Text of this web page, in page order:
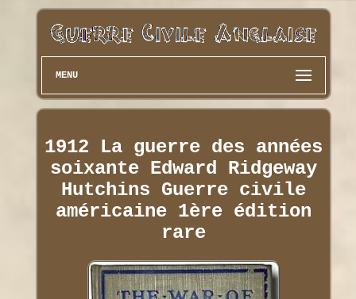
MENU
1912 La guerre des années
soixante Edward Ridgeway
Hutchins Guerre civile
américaine 1ère édition
rare